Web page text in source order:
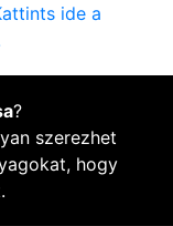
ide a
?
szerezhet
hogy